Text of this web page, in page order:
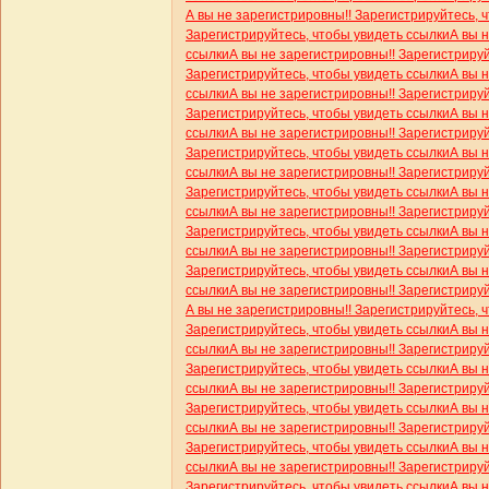
А вы не зарегистрировны!! Зарегистрируйтесь,
Зарегистрируйтесь, чтобы увидеть ссылкиА вы
ссылкиА вы не зарегистрировны!!
Зарегистрируйтесь, чтобы увидеть ссылкиА вы
ссылкиА вы не зарегистрировны!!
Зарегистрируйтесь, чтобы увидеть ссылкиА вы
ссылкиА вы не зарегистрировны!!
Зарегистрируйтесь, чтобы увидеть ссылкиА вы
ссылкиА вы не зарегистрировны!!
Зарегистрируйтесь, чтобы увидеть ссылкиА вы
ссылкиА вы не зарегистрировны!!
Зарегистрируйтесь, чтобы увидеть ссылкиА вы
ссылкиА вы не зарегистрировны!!
Зарегистрируйтесь, чтобы увидеть ссылкиА вы
ссылкиА вы не зарегистрировны!!
А вы не зарегистрировны!! Зарегистрируйтесь,
Зарегистрируйтесь, чтобы увидеть ссылкиА вы
ссылкиА вы не зарегистрировны!!
Зарегистрируйтесь, чтобы увидеть ссылкиА вы
ссылкиА вы не зарегистрировны!!
Зарегистрируйтесь, чтобы увидеть ссылкиА вы
ссылкиА вы не зарегистрировны!!
Зарегистрируйтесь, чтобы увидеть ссылкиА вы
ссылкиА вы не зарегистрировны!!